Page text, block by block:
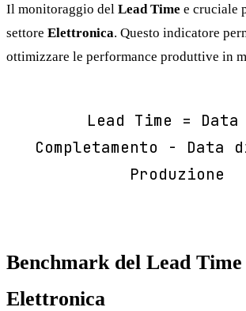
Il monitoraggio del Lead Time e cruciale
settore Elettronica. Questo indicatore
ottimizzare le performance produttive in
Lead Time =
Completamento -
Produzione
Benchmark del Lead Time
Elettronica